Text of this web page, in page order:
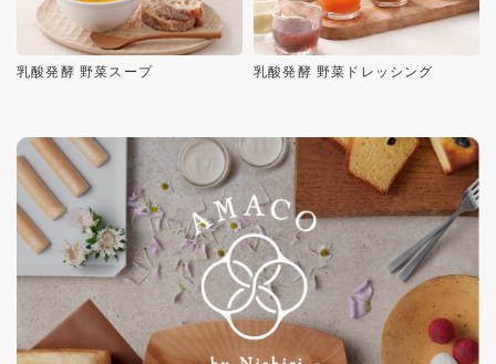
乳酸発酵 野菜スープ 乳酸発酵 野菜ドレッシング